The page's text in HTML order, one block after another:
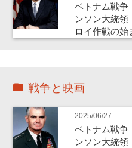
ベトナム戦
ンソン大統
ロイ作戦の
戦争と映画
2025/06/27
ベトナム戦
ンソン大統